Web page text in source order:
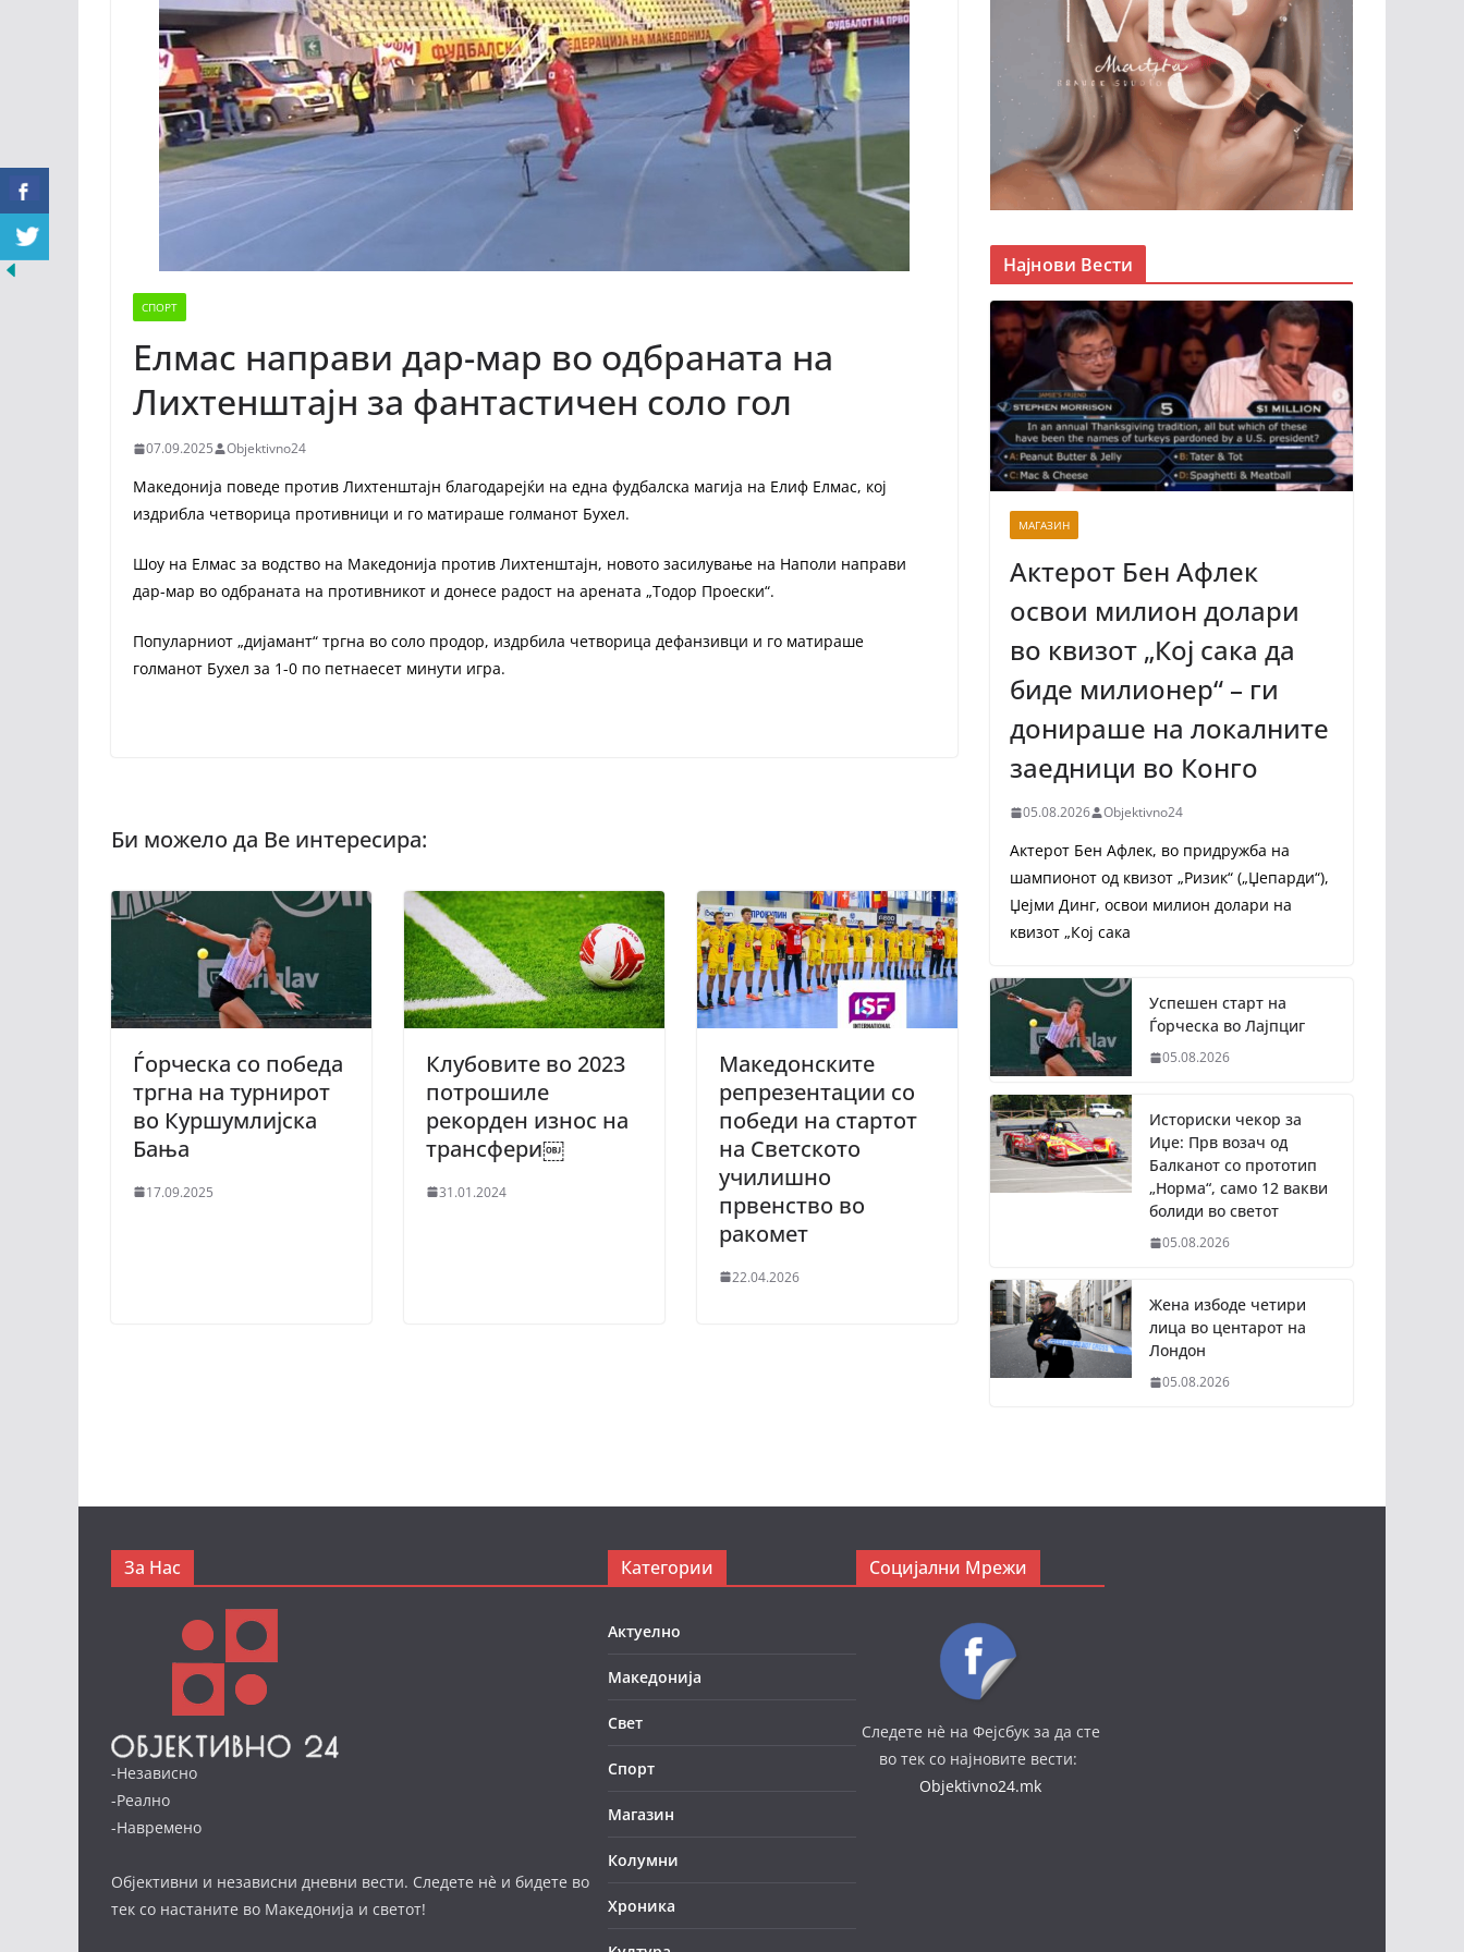
СПОРТ
Елмас направи дар-мар во одбраната на
Лихтенштајн за фантастичен соло гол
07.09.2025 Objektivno24
Македонија поведе против Лихтенштајн благодарејќи на една фудбалска магија на Елиф Елмас, кој
издрибла четворица противници и го матираше голманот Бухел.
Шоу на Елмас за водство на Македонија против Лихтенштајн, новото засилување на Наполи направи
дар-мар во одбраната на противникот и донесе радост на арената „Тодор Проески“.
Популарниот „дијамант“ тргна во соло продор, издрбила четворица дефанзивци и го матираше
голманот Бухел за 1-0 по петнаесет минути игра.
Ѓорческа со победа
тргна на турнирот
во Куршумлијска
Бања
17.09.2025
Клубовите во 2023
потрошиле
рекорден износ на
трансфери￼
31.01.2024
Македонските
репрезентации со
победи на стартот
на Светското
училишно
првенство во
ракомет
22.04.2026
Најнови Вести
МАГАЗИН
Актерот Бен Афлек
освои милион долари
во квизот „Кој сака да
биде милионер“ – ги
донираше на локалните
заедници во Конго
05.08.2026 Objektivno24
Актерот Бен Афлек, во придружба на
шампионот од квизот „Ризик“ („Џепарди“),
Џејми Динг, освои милион долари на
квизот „Кој сака
Успешен старт на
Ѓорческа во Лајпциг
05.08.2026
Историски чекор за
Иџе: Прв возач од
Балканот со прототип
„Норма“, само 12 вакви
болиди во светот
05.08.2026
Жена избоде четири
лица во центарот на
Лондон
05.08.2026
За Нас
-Независно
-Реално
-Навремено
Објективни и независни дневни вести. Следете нè и бидете во
тек со настаните во Македонија и светот!
Категории
Актуелно
Македонија
Свет
Спорт
Магазин
Колумни
Хроника
Социјални Мрежи
Следете нè на Фејсбук за да сте
во тек со најновите вести:
Objektivno24.mk